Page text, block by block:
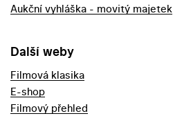
Aukční vyhláška - movitý majetek
Další weby
Filmová klasika
E-shop
Filmový přehled